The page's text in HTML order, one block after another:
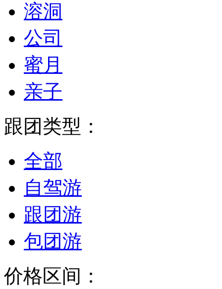
溶洞
公司
蜜月
亲子
跟团类型：
全部
自驾游
跟团游
包团游
价格区间：